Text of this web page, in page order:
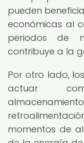
pueden
económicas al
periodos de
contribuye a la
Por otro lado,
actuar
momentos de